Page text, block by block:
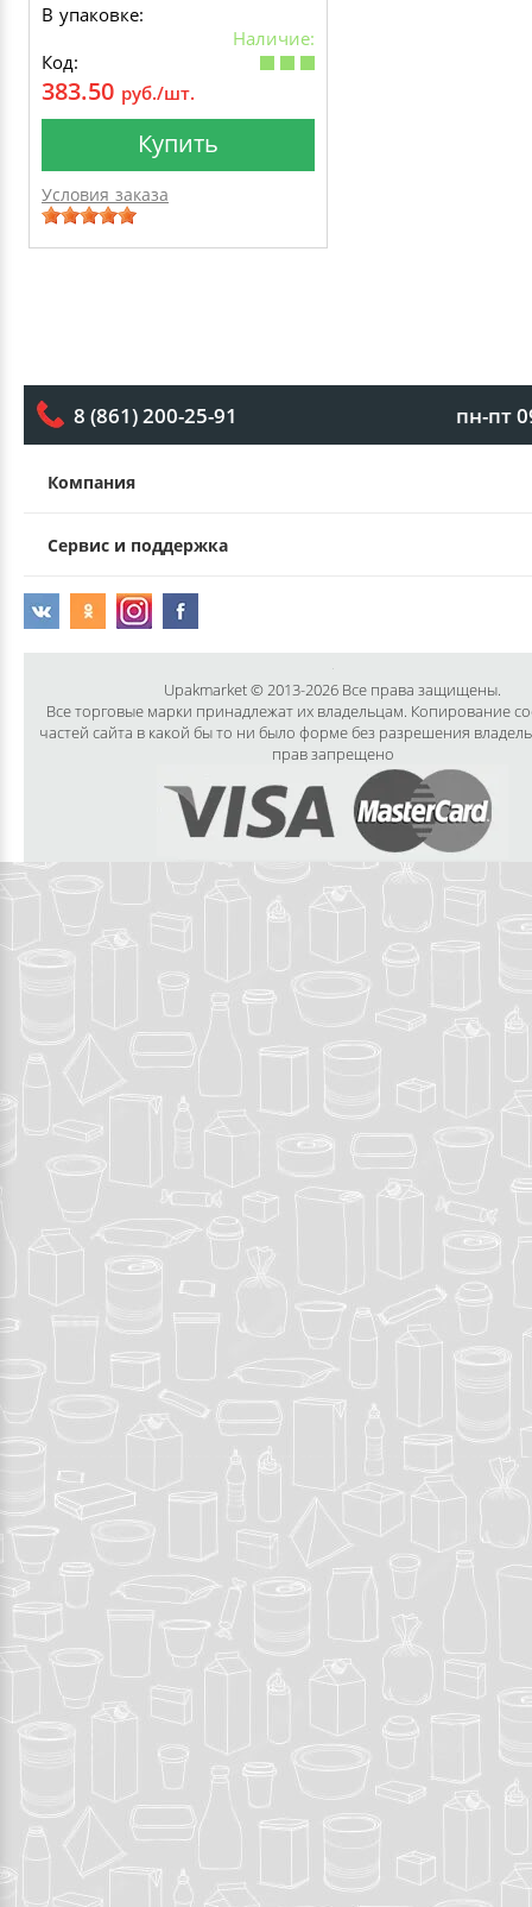
В упаковке:
Наличие:
Код:
383.50 руб./шт.
Купить
Условия заказа
8 (861) 200-25-91 пн-пт
Компания
Сервис и поддержка
Upakmarket © 2013-2026 Все права защищены.
Все торговые марки принадлежат их владельцам. Копирование
частей сайта в какой бы то ни было форме без разрешения
прав запрещено